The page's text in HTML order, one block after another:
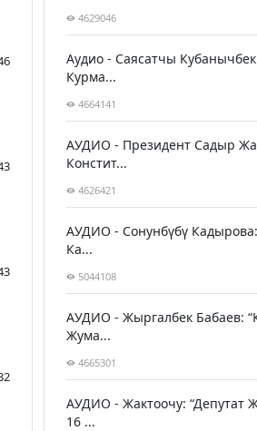
4629046
Аудио - Саясатчы
Курма...
4664141
АУДИО - Президент Садыр
Констит...
4626421
АУДИО - Сонунбүбү
Ка...
5044108
АУДИО - Жыргалбек Бабаев:
Жума...
4665301
АУДИО - Жактоочу: “Депутат
16 ...